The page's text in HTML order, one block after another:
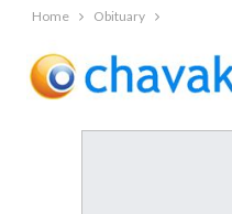
Home Obituary